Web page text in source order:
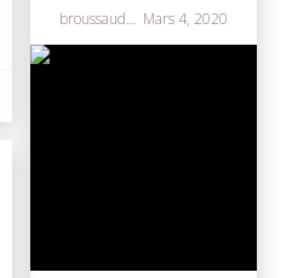
broussaudchaussettes Mars 4, 2020